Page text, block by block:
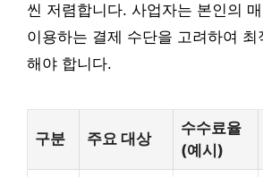
씬 저렴합니다. 사업자는 본인의
이용하는 결제 수단을 고려하여 최
해야 합니다.
구분 주요 대상
수수료율
(예시)